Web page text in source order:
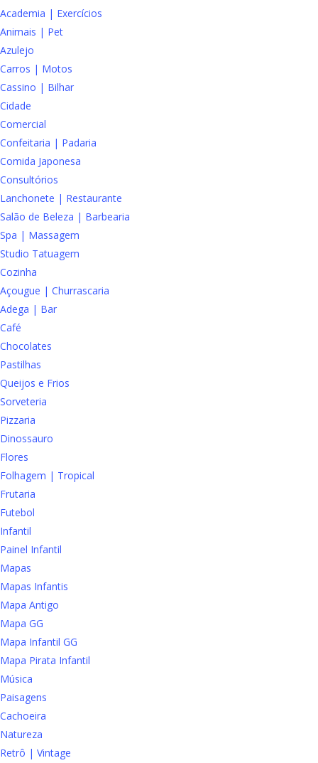
Academia | Exercícios
Animais | Pet
Azulejo
Carros | Motos
Cassino | Bilhar
Cidade
Comercial
Confeitaria | Padaria
Comida Japonesa
Consultórios
Lanchonete | Restaurante
Salão de Beleza | Barbearia
Spa | Massagem
Studio Tatuagem
Cozinha
Açougue | Churrascaria
Adega | Bar
Café
Chocolates
Pastilhas
Queijos e Frios
Sorveteria
Pizzaria
Dinossauro
Flores
Folhagem | Tropical
Frutaria
Futebol
Infantil
Painel Infantil
Mapas
Mapas Infantis
Mapa Antigo
Mapa GG
Mapa Infantil GG
Mapa Pirata Infantil
Música
Paisagens
Cachoeira
Natureza
Retrô | Vintage